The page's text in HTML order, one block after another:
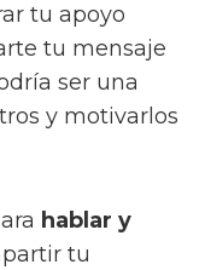
tu apoyo
tu mensaje
ser una
y motivarlos
hablar y
tu